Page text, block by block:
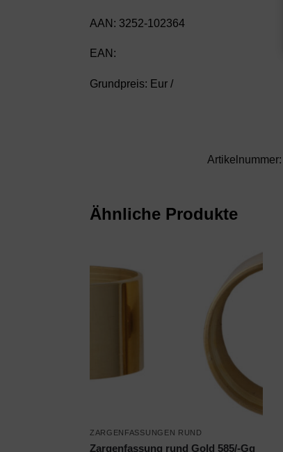
AAN: 3252-102364
EAN:
Grundpreis: Eur /
Artikelnummer:
Ähnliche Produkte
ZARGENFASSUNGEN RUND
Zargenfassung rund Gold 585/-Gg